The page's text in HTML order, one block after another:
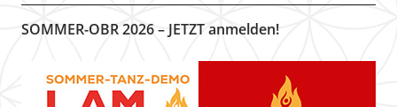
SOMMER-OBR 2026 – JETZT anmelden!